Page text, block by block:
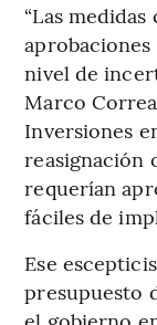
“Las
nivel de
Marco
Inversiones
reasignación
requerían
fáciles de
Ese
presupuesto